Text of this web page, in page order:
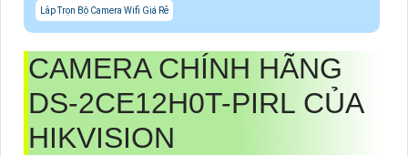
Lắp Trọn Bộ Camera Wifi Giá Rẻ
CAMERA CHÍNH HÃNG
DS-2CE12H0T-PIRL CỦA
HIKVISION